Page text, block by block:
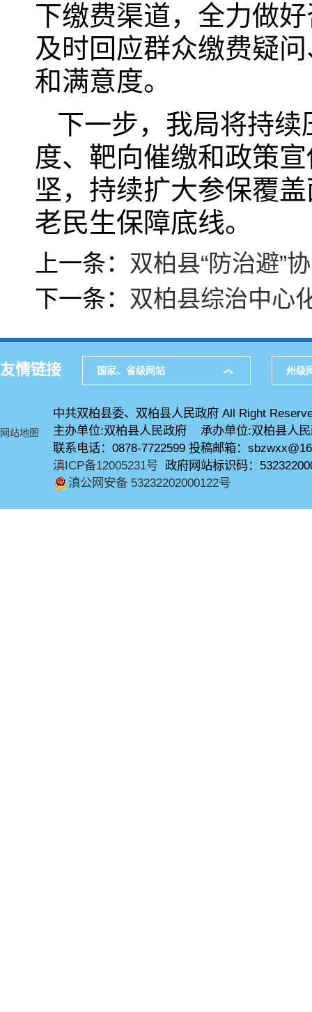
下缴费渠道，全力做
及时回应群众缴费疑
和满意度。
下一步，我局将持
度、靶向催缴和政策
坚，持续扩大参保覆
老民生保障底线。
上一条： 双柏县“防治避”
下一条： 双柏县综治中心
友情链接 国家、省级网站 州级
网站地图
中共双柏县委、双柏县人民政府 All Right
主办单位:双柏县人民政府 承办单位:双柏县人
联系电话：0878-7722599 投稿邮箱：
滇ICP备12005231号 政府网站标识码：
滇公网安备 53232202000122号